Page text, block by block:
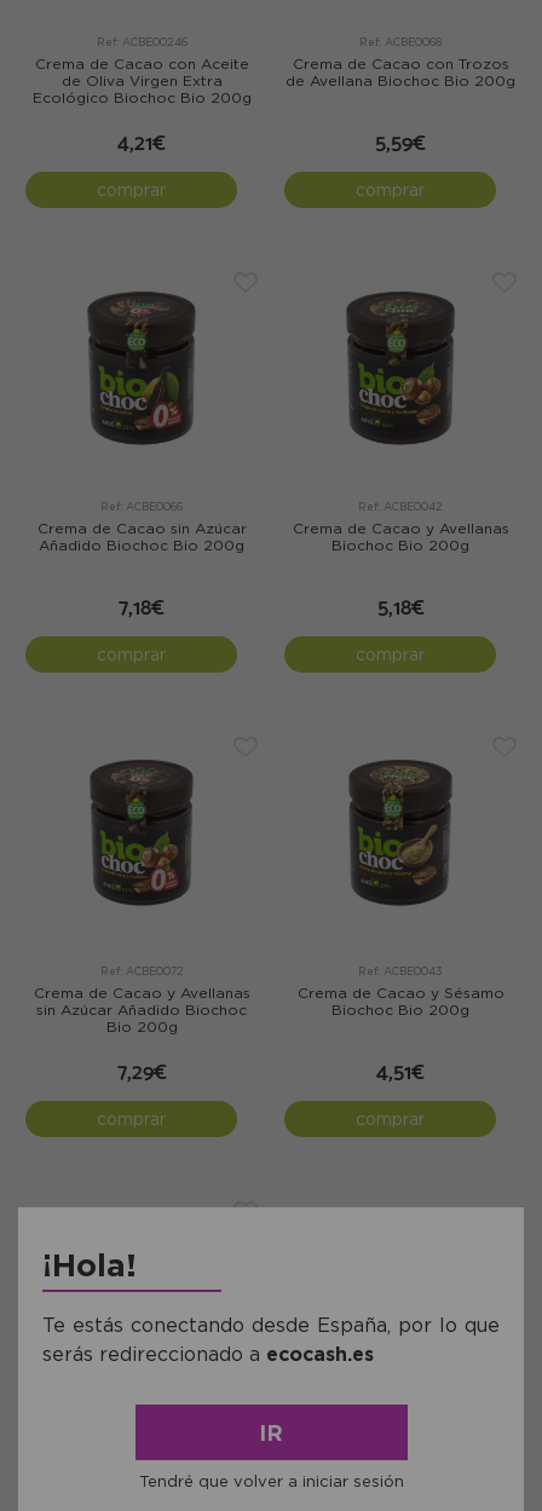
Ref: ACBE00246
Crema de Cacao con Aceite
de Oliva Virgen Extra
Ecológico Biochoc Bio 200g
4,21€
comprar
Ref: ACBE0068
Crema de Cacao con Trozos
de Avellana Biochoc Bio 200g
5,59€
comprar
Ref: ACBE0066
Crema de Cacao sin Azúcar
Añadido Biochoc Bio 200g
7,18€
comprar
Ref: ACBE0042
Crema de Cacao y Avellanas
Biochoc Bio 200g
5,18€
comprar
Ref: ACBE0072
Crema de Cacao y Avellanas
sin Azúcar Añadido Biochoc
Bio 200g
7,29€
comprar
Ref: ACBE0043
Crema de Cacao y Sésamo
Biochoc Bio 200g
4,51€
comprar
Crema de Cacao y Naranja
Reducida en Azúcares
Biochoc Bio 200g
¡Hola!
Te estás conectando desde España, por lo que
serás redireccionado a ecocash.es
IR
Tendré que volver a iniciar sesión